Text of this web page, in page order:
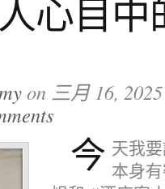
心目中
on 三月 16,
今 天我
本身